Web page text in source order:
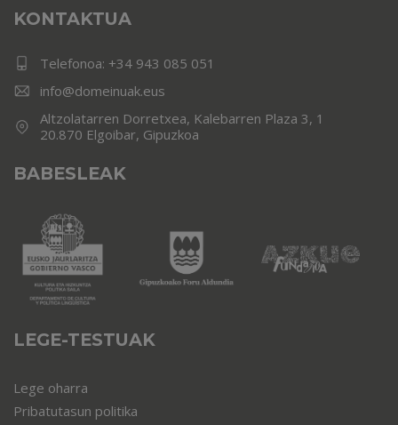
KONTAKTUA
Telefonoa: +34 943 085 051
info@domeinuak.eus
Altzolatarren Dorretxea, Kalebarren Plaza 3, 1
20.870 Elgoibar, Gipuzkoa
BABESLEAK
LEGE-TESTUAK
Lege oharra
Pribatutasun politika